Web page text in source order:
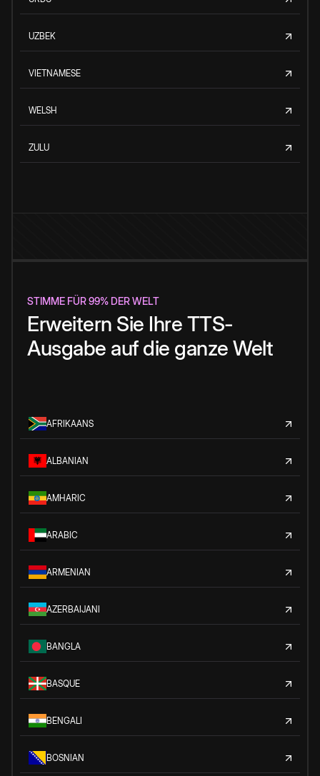
UZBEK
VIETNAMESE
WELSH
ZULU
STIMME FÜR 99% DER WELT
Erweitern Sie Ihre TTS-
Ausgabe auf die ganze Welt
AFRIKAANS
ALBANIAN
AMHARIC
ARABIC
ARMENIAN
AZERBAIJANI
BANGLA
BASQUE
BENGALI
BOSNIAN